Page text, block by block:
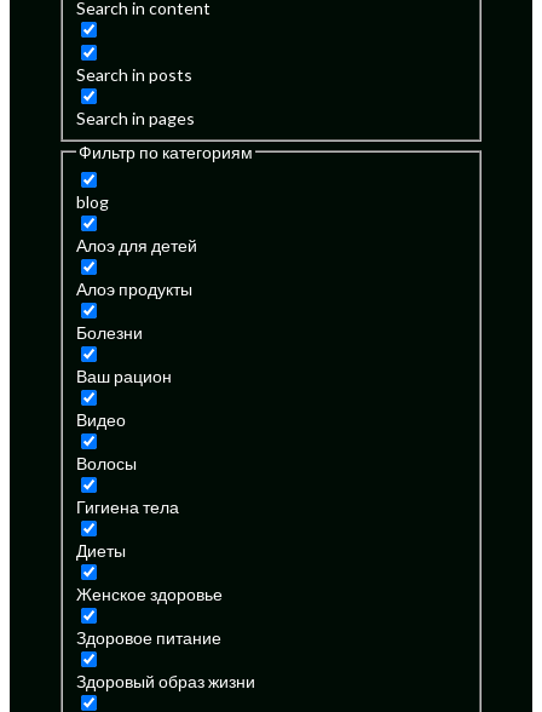
Search in content
Search in posts
Search in pages
Фильтр по категориям
blog
Алоэ для детей
Алоэ продукты
Болезни
Ваш рацион
Видео
Волосы
Гигиена тела
Диеты
Женское здоровье
Здоровое питание
Здоровый образ жизни